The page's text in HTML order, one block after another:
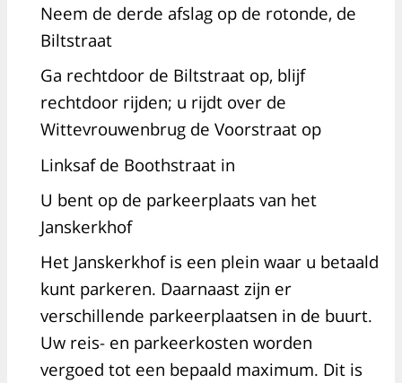
Neem de derde afslag op de rotonde, de
Biltstraat
Ga rechtdoor de Biltstraat op, blijf
rechtdoor rijden; u rijdt over de
Wittevrouwenbrug de Voorstraat op
Linksaf de Boothstraat in
U bent op de parkeerplaats van het
Janskerkhof
Het Janskerkhof is een plein waar u betaald
kunt parkeren. Daarnaast zijn er
verschillende parkeerplaatsen in de buurt.
Uw reis- en parkeerkosten worden
vergoed tot een bepaald maximum. Dit is